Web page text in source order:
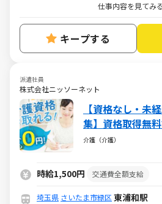
仕事内容を見てみる
キープする
派遣社員
株式会社ニッソーネット
【資格なし・未
集】資格取得無
ムで稼げる♪
介護（介護）
時給1,500円 交通費全額支給
埼玉県 さいたま市緑区 東浦和駅